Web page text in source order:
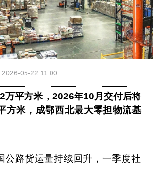
2026-05-22 11:00
万平方米，2026年10月交付后将
方米，成鄂西北最大零担物流基
公路货运量持续回升，一季度社